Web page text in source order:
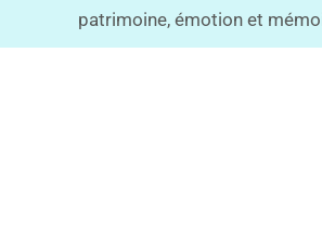
patrimoine, émotion et